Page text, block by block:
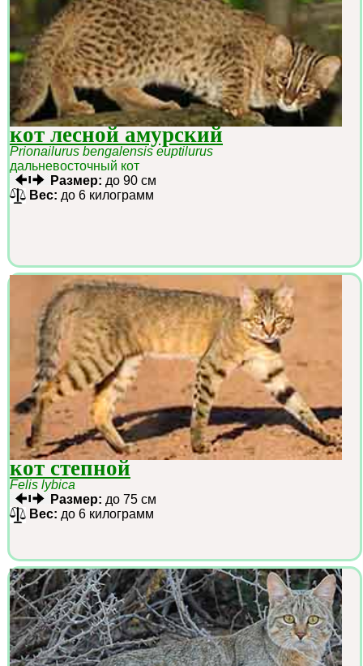
кот лесной амурский
Prionailurus bengalensis euptilurus
дальневосточный кот
Размер: до 90 см
Вес: до 6 килограмм
кот степной
Felis lybica
Размер: до 75 см
Вес: до 6 килограмм